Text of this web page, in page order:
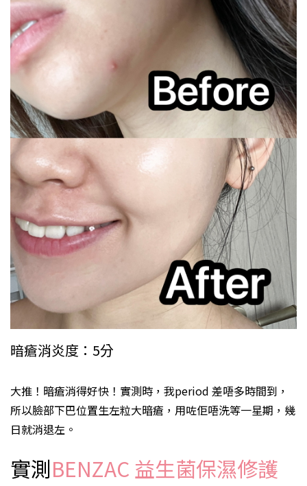
暗瘡消炎度：5分
大推！暗瘡消得好快！實測時，我period 差唔多時間到，
所以臉部下巴位置生左粒大暗瘡，用咗佢唔洗等一星期，幾
日就消退左。
實測BENZAC 益生菌保濕修護